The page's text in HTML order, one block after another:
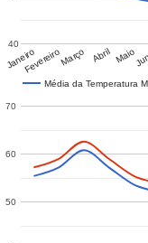
Média da Temperatura
JaneiroFevereiroMarço Abril Maio
40
50
60
70